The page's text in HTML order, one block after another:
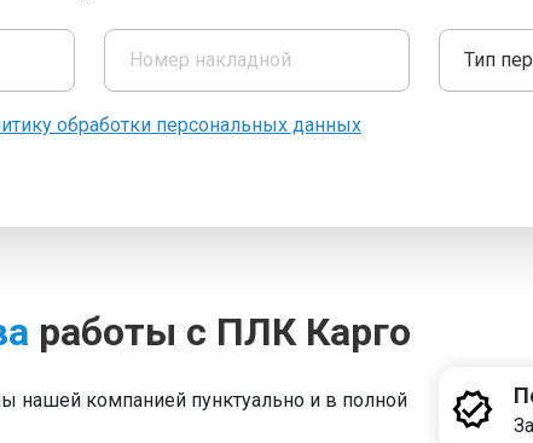
обработки персональных данных
работы с ПЛК Карго
нашей компанией пунктуально и в полной